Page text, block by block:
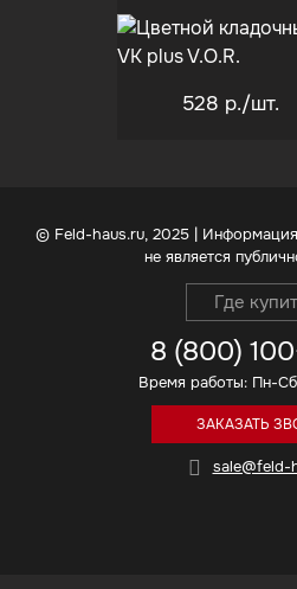
528 р./шт.
© Feld-haus.ru, 2025 |
не является
Где
8 (800)
Время работы: Пн-
ЗАКАЗАТЬ
sale@feld-